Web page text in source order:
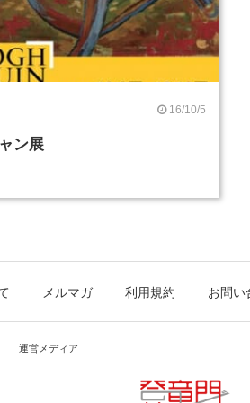
16/10/5
ン展
メルマガ 利用規約 お問い
運営メディア